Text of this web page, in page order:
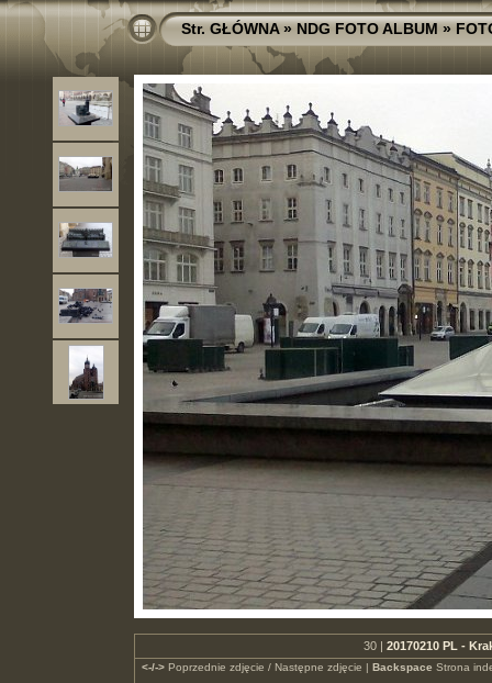
Str. GŁÓWNA»NDG FOTO ALBUM»
30 | 20170210 PL -
<-/->Poprzednie zdjęcie / Następne zdjęcie | Backspace Strona